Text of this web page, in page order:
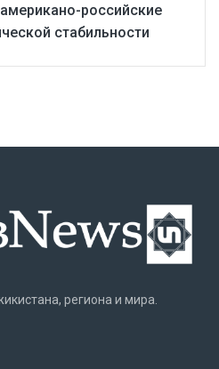
российские
стабильности
региона и мира.